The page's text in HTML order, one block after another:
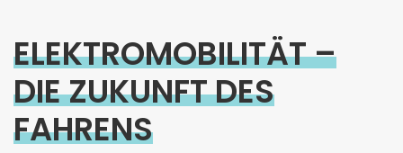
ELEKTROMOBILITÄT –
DIE ZUKUNFT DES
FAHRENS